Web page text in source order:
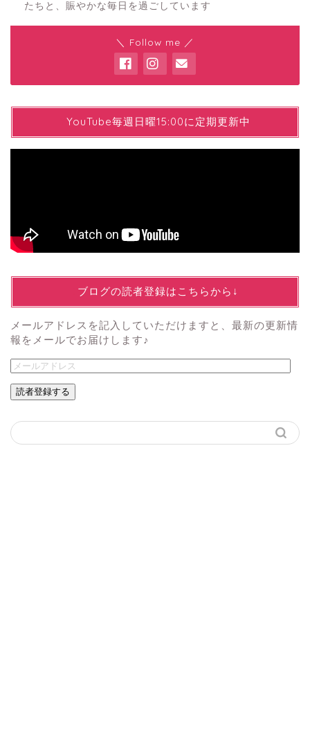
たちと、賑やかな毎日を過ごしています
＼ Follow me ／
YYouTube毎週日曜15:00に定期更新中
↓ブログの読者登録はこちらから↓
メールアドレスを記入していただけますと、最新の更新情
報をメールでお届けします♪
読者登録する